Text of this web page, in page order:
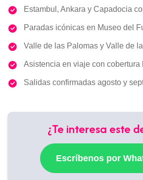
Estambul, Ankara y Capadocia
Paradas icónicas en Museo del
Valle de las Palomas y Valle de
Asistencia en viaje con cobertura
Salidas confirmadas agosto y
¿Te interesa este
Escríbenos por